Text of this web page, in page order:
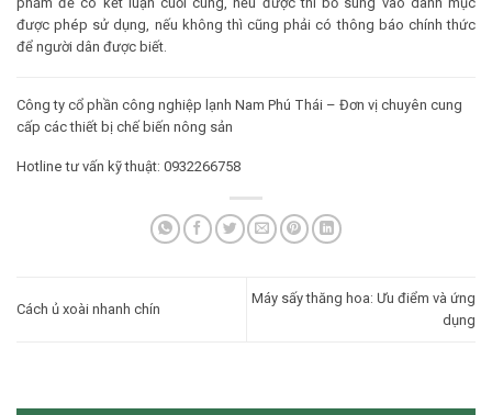
được phép sử dụng, nếu không thì cũng phải có thông báo chính thức
để người dân được biết.
Công ty cổ phần công nghiệp lạnh Nam Phú Thái – Đơn vị chuyên cung
cấp các thiết bị chế biến nông sản
Hotline tư vấn kỹ thuật: 0932266758
Cách ủ xoài nhanh chín
Máy sấy thăng hoa: Ưu điểm và ứng
dụng